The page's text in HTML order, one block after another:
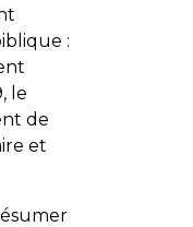
:
le
de
et